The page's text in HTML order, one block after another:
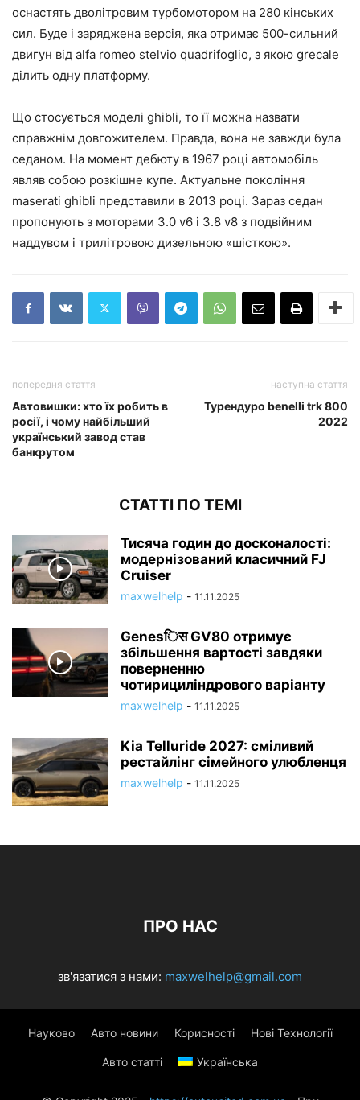
оснастять дволітровим турбомотором на 280 кінських
сил. Буде і заряджена версія, яка отримає 500-сильний
двигун від alfa romeo stelvio quadrifoglio, з якою grecale
ділить одну платформу.
Що стосується моделі ghibli, то її можна назвати
справжнім довгожителем. Правда, вона не завжди була
седаном. На момент дебюту в 1967 році автомобіль
являв собою розкішне купе. Актуальне покоління
maserati ghibli представили в 2013 році. Зараз седан
пропонують з моторами 3.0 v6 і 3.8 v8 з подвійним
наддувом і трилітровою дизельною «шісткою».
попередня стаття
Автовишки: хто їх робить в
росії, і чому найбільший
український завод став
банкрутом
наступна стаття
Турендуро benelli trk 800
2022
СТАТТІ ПО ТЕМІ
Тисяча годин до досконалості:
модернізований класичний FJ
Cruiser
maxwelhelp - 11.11.2025
Genesिस GV80 отримує
збільшення вартості завдяки
поверненню
чотирициліндрового варіанту
maxwelhelp - 11.11.2025
Kia Telluride 2027: сміливий
рестайлінг сімейного улюбленця
maxwelhelp - 11.11.2025
ПРО НАС
зв'язатися з нами: maxwelhelp@gmail.com
Науково Авто новини Корисності Нові Технології
Авто статті Українська